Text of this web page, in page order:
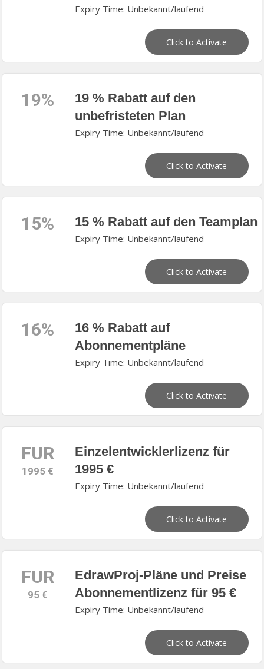
Expiry Time: Unbekannt/laufend
Click to Activate
19%
19 % Rabatt auf den
unbefristeten Plan
Expiry Time: Unbekannt/laufend
Click to Activate
15% 15 % Rabatt auf den Teamplan
Expiry Time: Unbekannt/laufend
Click to Activate
16%
16 % Rabatt auf
Abonnementpläne
Expiry Time: Unbekannt/laufend
Click to Activate
FUR
1995 €
Einzelentwicklerlizenz für
1995 €
Expiry Time: Unbekannt/laufend
Click to Activate
FUR
95 €
EdrawProj-Pläne und Preise
Abonnementlizenz für 95 €
Expiry Time: Unbekannt/laufend
Click to Activate